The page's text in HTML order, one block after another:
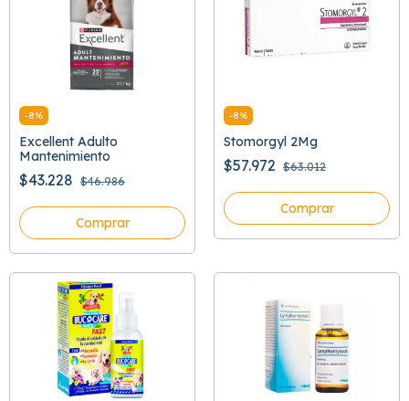
-8%
Excellent Adulto
Mantenimiento
$43.228 $46.986
Comprar
-8%
Stomorgyl 2Mg
$57.972 $63.012
Comprar